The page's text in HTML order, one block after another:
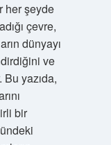
her şeyde
çevre,
dünyayı
ve
yazıda,
bir